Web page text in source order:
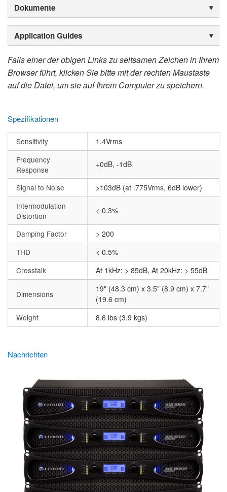
Dokumente
Application Guides
Falls einer der obigen Links zu seltsamen Zeichen in Ihrem
Browser führt, klicken Sie bitte mit der rechten Maustaste
auf die Datei, um sie auf Ihrem Computer zu speichern.
Spezifikationen
Sensitivity
1.4Vrms
Frequency
Response
+0dB, -1dB
Signal to Noise
>103dB (at .775Vrms, 6dB lower)
Intermodulation
Distortion
< 0.3%
Damping Factor
> 200
THD
< 0.5%
Crosstalk
At 1kHz: > 85dB, At 20kHz: > 55dB
Dimensions
19" (48.3 cm) x 3.5" (8.9 cm) x 7.7"
(19.6 cm)
Weight
8.6 lbs (3.9 kgs)
Nachrichten